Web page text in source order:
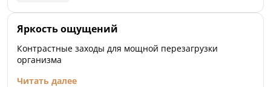
Яркость ощущений
Контрастные заходы для мощной перезагрузки
организма
Читать далее